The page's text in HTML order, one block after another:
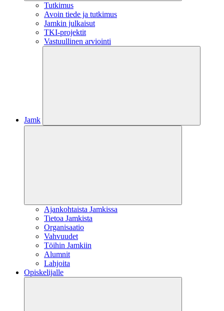
Tutkimus
Avoin tiede ja tutkimus
Jamkin julkaisut
TKI-projektit
Vastuullinen arviointi
Jamk
Ajankohtaista Jamkissa
Tietoa Jamkista
Organisaatio
Vahvuudet
Töihin Jamkiin
Alumnit
Lahjoita
Opiskelijalle